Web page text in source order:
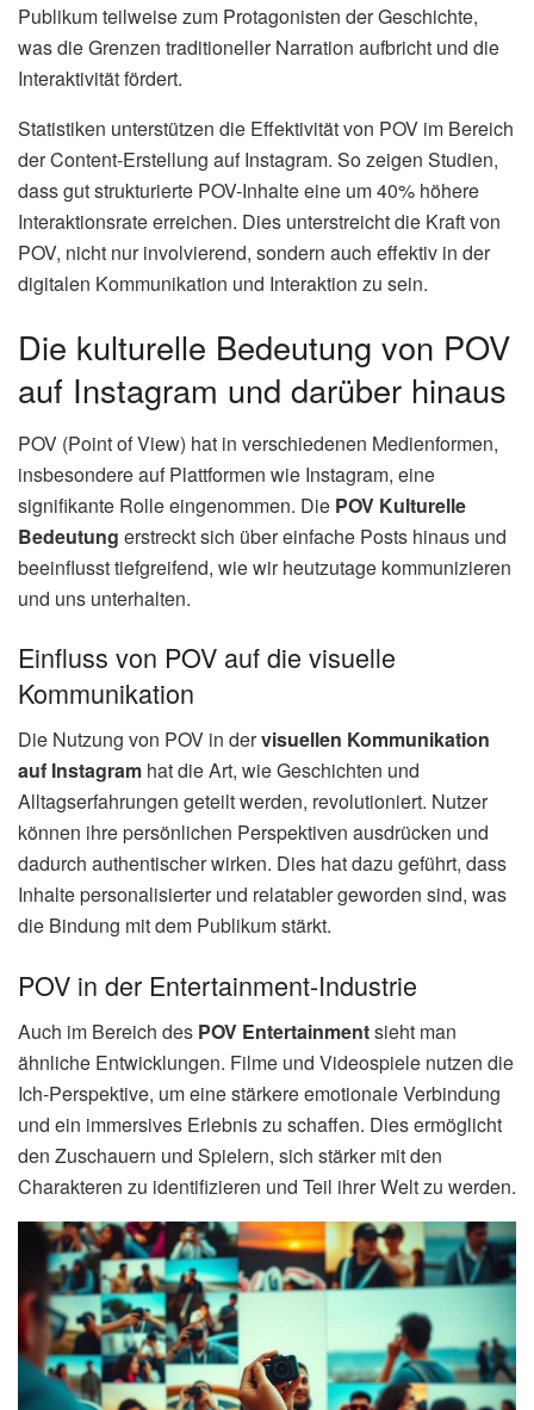
Publikum teilweise zum Protagonisten der Geschichte,
was die Grenzen traditioneller Narration aufbricht und die
Interaktivität fördert.
Statistiken unterstützen die Effektivität von POV im Bereich
der Content-Erstellung auf Instagram. So zeigen Studien,
dass gut strukturierte POV-Inhalte eine um 40% höhere
Interaktionsrate erreichen. Dies unterstreicht die Kraft von
POV, nicht nur involvierend, sondern auch effektiv in der
digitalen Kommunikation und Interaktion zu sein.
Die kulturelle Bedeutung von POV
auf Instagram und darüber hinaus
POV (Point of View) hat in verschiedenen Medienformen,
insbesondere auf Plattformen wie Instagram, eine
signifikante Rolle eingenommen. Die POV Kulturelle
Bedeutung erstreckt sich über einfache Posts hinaus und
beeinflusst tiefgreifend, wie wir heutzutage kommunizieren
und uns unterhalten.
Einfluss von POV auf die visuelle
Kommunikation
Die Nutzung von POV in dervisuellen Kommunikation
auf Instagram hat die Art, wie Geschichten und
Alltagserfahrungen geteilt werden, revolutioniert. Nutzer
können ihre persönlichen Perspektiven ausdrücken und
dadurch authentischer wirken. Dies hat dazu geführt, dass
Inhalte personalisierter und relatabler geworden sind, was
die Bindung mit dem Publikum stärkt.
POV in der Entertainment-Industrie
Auch im Bereich des POV Entertainmentsieht man
ähnliche Entwicklungen. Filme und Videospiele nutzen die
Ich-Perspektive, um eine stärkere emotionale Verbindung
und ein immersives Erlebnis zu schaffen. Dies ermöglicht
den Zuschauern und Spielern, sich stärker mit den
Charakteren zu identifizieren und Teil ihrer Welt zu werden.